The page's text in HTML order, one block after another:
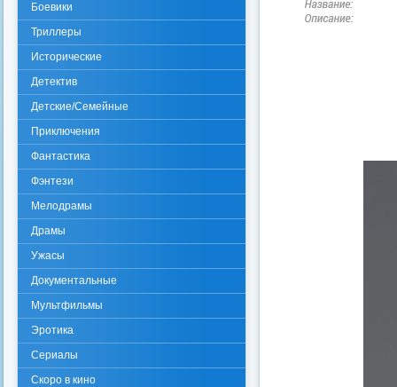
Боевики
Триллеры
Исторические
Детектив
Детские/Семейные
Приключения
Фантастика
Фэнтези
Мелодрамы
Драмы
Ужасы
Документальные
Мультфильмы
Эротика
Сериалы
Скоро в кино